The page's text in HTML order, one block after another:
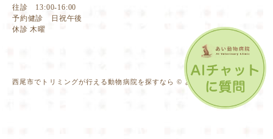
往診 13:00-16:00
予約健診 日祝午後
休診 木曜
西尾市でトリミングが行える動物病院を探すなら © あい動物病院